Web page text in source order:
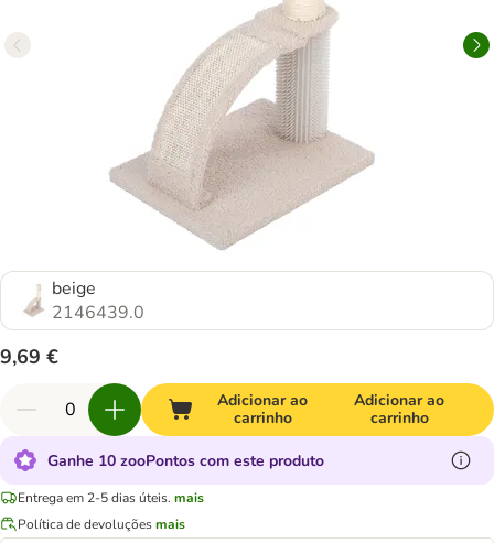
beige
2146439.0
9,69 €
Adicionar ao
carrinho
Adicionar ao
carrinho
Ganhe 10 zooPontos com este produto
Entrega em 2-5 dias úteis. mais
Política de devoluçõesmais